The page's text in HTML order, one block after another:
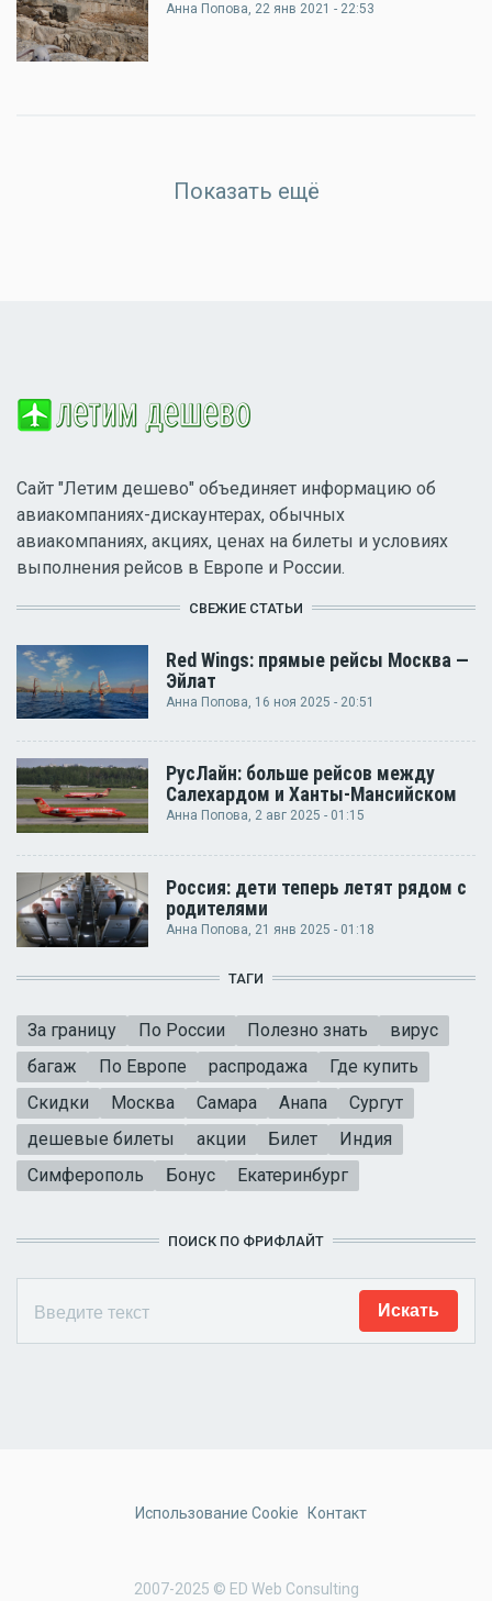
Анна Попова, 22 янв 2021 - 22:53
Показать ещё
Сайт "Летим дешево" объединяет информацию об
авиакомпаниях-дискаунтерах, обычных
авиакомпаниях, акциях, ценах на билеты и условиях
выполнения рейсов в Европе и России.
СВЕЖИЕ СТАТЬИ
Red Wings: прямые рейсы Москва —
Эйлат
Анна Попова, 16 ноя 2025 - 20:51
РусЛайн: больше рейсов между
Салехардом и Ханты-Мансийском
Анна Попова, 2 авг 2025 - 01:15
Россия: дети теперь летят рядом с
родителями
Анна Попова, 21 янв 2025 - 01:18
ТАГИ
За границу По России Полезно знать
вирус
багаж
По Европе распродажа
Где купить
Скидки
Москва Самара Анапа
Сургут
дешевые билеты
акции Билет
Индия
Симферополь
Бонус Екатеринбург
ПОИСК ПО ФРИФЛАЙТ
2007-2025 © ED Web Consulting
Использование Cookie Контакт